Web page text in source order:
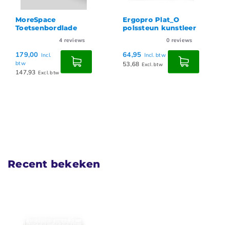
MoreSpace
Toetsenbordlade
4 reviews
179,00 Incl.
btw
147,93 Excl. btw
Ergopro Plat_O
polssteun kunstleer
0 reviews
64,95 Incl. btw
53,68 Excl. btw
Recent bekeken